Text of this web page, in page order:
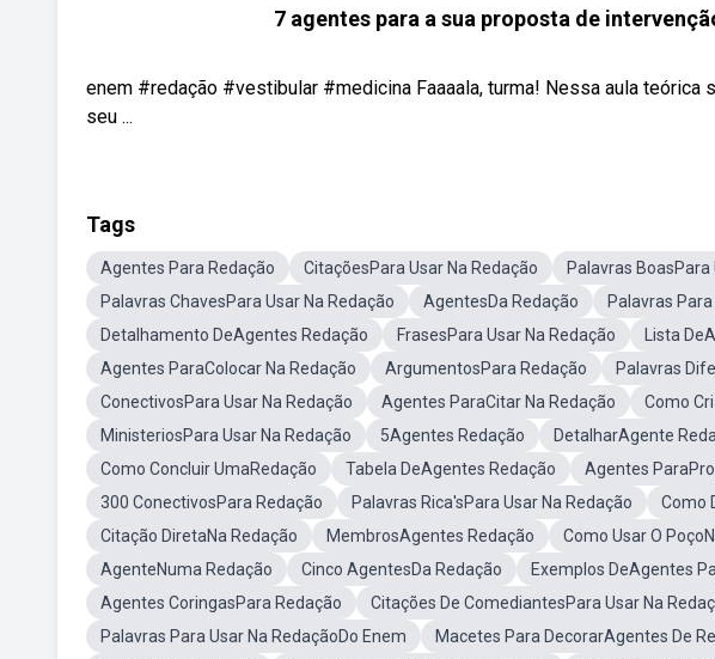
7 agentes para a sua proposta de
enem #redação #vestibular #medicina Faaaala, turma! Nessa aula teórica
seu ...
Tags
Agentes Para Redação CitaçõesPara Usar Na Redação
Palavras BoasPara
Palavras ChavesPara Usar Na Redação
AgentesDa Redação
Palavras
Detalhamento DeAgentes Redação
FrasesPara Usar Na Redação
Lista
Agentes ParaColocar Na Redação
ArgumentosPara Redação Palavras
ConectivosPara Usar Na Redação
Agentes ParaCitar Na Redação
Como
MinisteriosPara Usar Na Redação
5Agentes Redação DetalharAgente
Como Concluir UmaRedação
Tabela DeAgentes Redação
Agentes
300 ConectivosPara Redação
Palavras Rica'sPara Usar Na Redação
Como
Citação DiretaNa Redação
MembrosAgentes Redação Como Usar O
AgenteNuma Redação
Cinco AgentesDa Redação Exemplos DeAgentes
Agentes CoringasPara Redação
Citações De ComediantesPara Usar Na
Palavras Para Usar Na RedaçãoDo Enem
Macetes Para DecorarAgentes De